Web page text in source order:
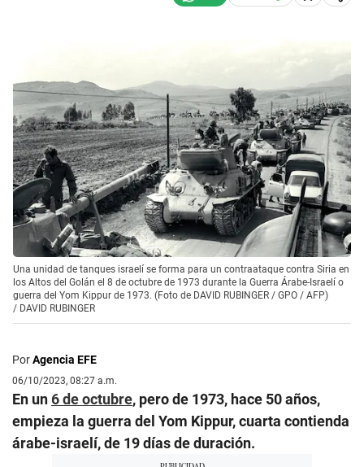
Una unidad de tanques israelí se forma para un contraataque contra Siria en
los Altos del Golán el 8 de octubre de 1973 durante la Guerra Árabe-Israelí o
guerra del Yom Kippur de 1973. (Foto de DAVID RUBINGER / GPO / AFP)
/ DAVID RUBINGER
PorAgencia EFE
06/10/2023, 08:27 a.m.
En un6 de octubre, pero de 1973, hace 50 años,
empieza la guerra del Yom Kippur, cuarta contienda
árabe-israelí, de 19 días de duración.